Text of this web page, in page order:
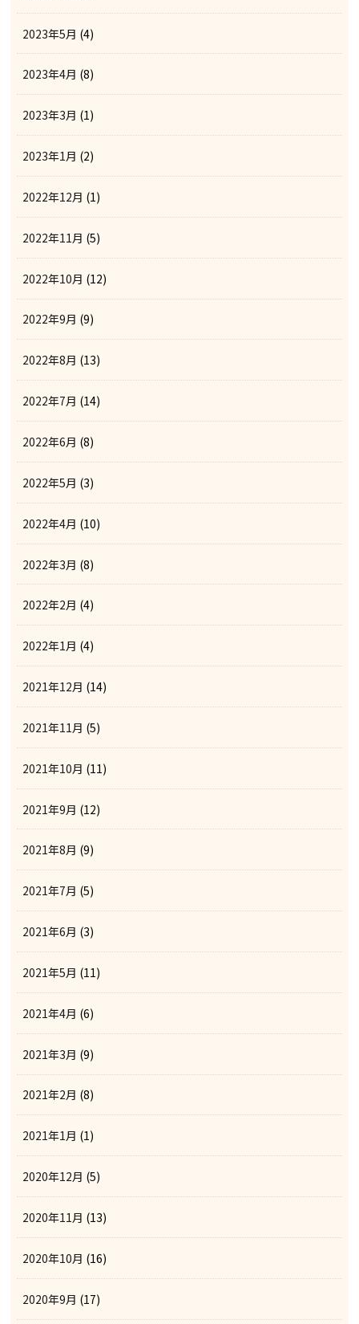
2023年5月 (4)
2023年4月 (8)
2023年3月 (1)
2023年1月 (2)
2022年12月 (1)
2022年11月 (5)
2022年10月 (12)
2022年9月 (9)
2022年8月 (13)
2022年7月 (14)
2022年6月 (8)
2022年5月 (3)
2022年4月 (10)
2022年3月 (8)
2022年2月 (4)
2022年1月 (4)
2021年12月 (14)
2021年11月 (5)
2021年10月 (11)
2021年9月 (12)
2021年8月 (9)
2021年7月 (5)
2021年6月 (3)
2021年5月 (11)
2021年4月 (6)
2021年3月 (9)
2021年2月 (8)
2021年1月 (1)
2020年12月 (5)
2020年11月 (13)
2020年10月 (16)
2020年9月 (17)